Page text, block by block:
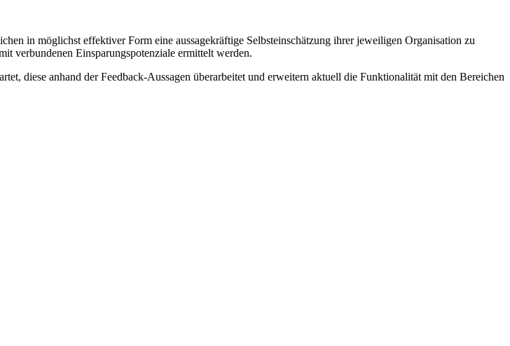
in möglichst effektiver Form eine aussagekräftige Selbsteinschätzung ihrer jeweiligen Organisation zu
verbundenen Einsparungspotenziale ermittelt werden.
diese anhand der Feedback-Aussagen überarbeitet und erweitern aktuell die Funktionalität mit den Bereichen